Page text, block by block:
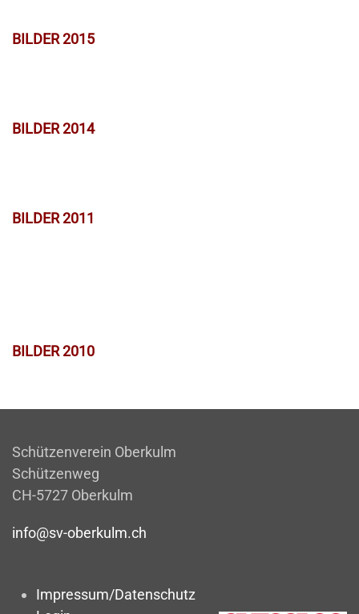
BILDER 2015
BILDER 2014
BILDER 2011
BILDER 2010
Schützenverein Oberkulm
Schützenweg
CH-5727 Oberkulm
info@sv-oberkulm.ch
Impressum/Datenschutz